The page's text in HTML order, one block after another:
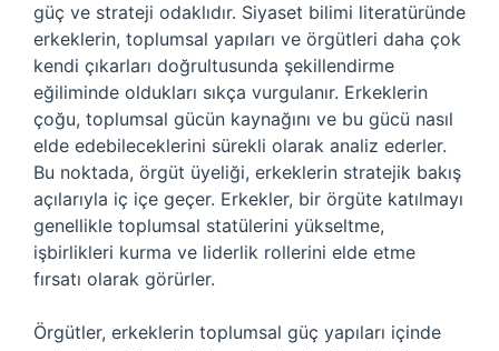
güç ve strateji odaklıdır. Siyaset bilimi literatüründe
erkeklerin, toplumsal yapıları ve örgütleri daha çok
kendi çıkarları doğrultusunda şekillendirme
eğiliminde oldukları sıkça vurgulanır. Erkeklerin
çoğu, toplumsal gücün kaynağını ve bu gücü nasıl
elde edebileceklerini sürekli olarak analiz ederler.
Bu noktada, örgüt üyeliği, erkeklerin stratejik bakış
açılarıyla iç içe geçer. Erkekler, bir örgüte katılmayı
genellikle toplumsal statülerini yükseltme,
işbirlikleri kurma ve liderlik rollerini elde etme
fırsatı olarak görürler.
Örgütler, erkeklerin toplumsal güç yapıları içinde